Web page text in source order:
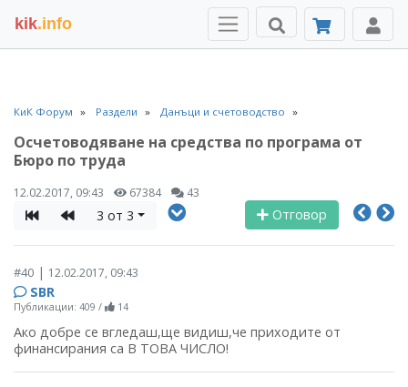
kik.info
КиК Форум Раздели Данъци и счетоводство
Осчетоводяване на средства по програма от
Бюро по труда
12.02.2017, 09:43 67384 43
Отговор
3 от 3
#40 | 12.02.2017, 09:43
SBR
Публикации: 409 / 14
Ако добре се вгледаш,ще видиш,че приходите от
финансирания са В ТОВА ЧИСЛО!